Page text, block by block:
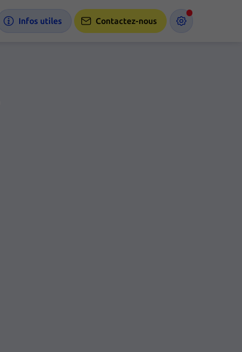
Infos utiles Contactez-nous